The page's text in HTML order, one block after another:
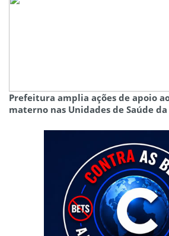
Prefeitura amplia ações de apoio
materno nas Unidades de Saúde